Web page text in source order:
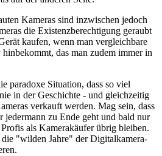
Kameras sind inzwischen jedoch
die Existenzberechtigung geraubt
kaufen, wenn man vergleichbare
das man zudem immer in
paradoxe Situation, dass so viel
in der Geschichte - und gleichzeitig
verkauft werden. Mag sein, dass
jedermann zu Ende geht und bald nur
als Kamerakäufer übrig bleiben.
"wilden Jahre" der Digitalkamera-